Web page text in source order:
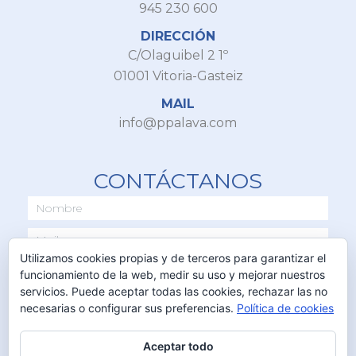
945 230 600
DIRECCIÓN
C/Olaguibel 2 1º
01001 Vitoria-Gasteiz
MAIL
info@ppalava.com
CONTÁCTANOS
ENVIAR
Utilizamos cookies propias y de terceros para garantizar el
funcionamiento de la web, medir su uso y mejorar nuestros
servicios. Puede aceptar todas las cookies, rechazar las no
necesarias o configurar sus preferencias. Política de cookies
Aceptar todo